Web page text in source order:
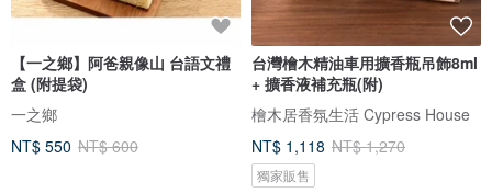
【一之鄉】阿爸親像山 台語文禮
盒 (附提袋)
一之鄉
NT$ 550 NT$ 600
台灣檜木精油車用擴香瓶吊飾8ml
+ 擴香液補充瓶(附)
檜木居香氛生活 Cypress House
NT$ 1,118 NT$ 1,270
獨家販售